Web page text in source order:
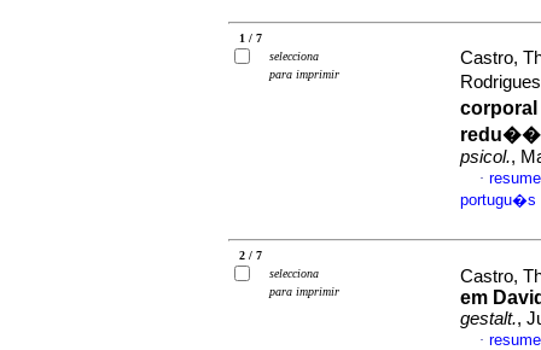
1 / 7
selecciona
para imprimir
Castro,
psicol.,
·
portugu�s
2 / 7
selecciona
para imprimir
Castro,
em
gestalt.,
·